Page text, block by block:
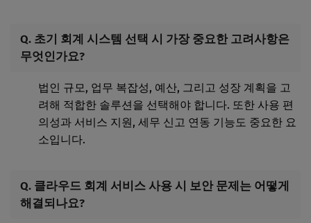
Q. 초기 회계 시스템 선택 시 가장 중요한 고려사항은
무엇인가요?
법인 규모, 업무 복잡성, 예산, 그리고 성장 계획을 고
려해 적합한 솔루션을 선택해야 합니다. 또한 사용 편
의성과 서비스 지원, 세무 신고 연동 기능도 중요한 요
소입니다.
Q. 클라우드 회계 서비스 사용 시 보안 문제는 어떻게
해결되나요?